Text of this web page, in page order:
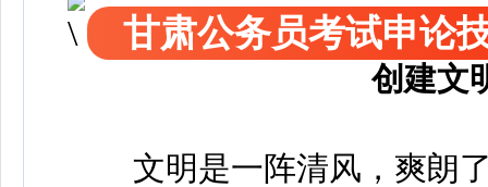
甘肃公务员考试申论
创建文
文明是一阵清风，爽朗了